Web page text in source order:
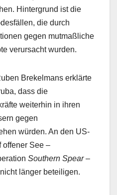
Hintergrund ist die
die durch
gegen mutmaßliche
verursacht wurden.
Brekelmans erklärte
dass die
weiterhin in ihren
gegen
würden. An den US-
offener See –
Southern Spear–
länger beteiligen.